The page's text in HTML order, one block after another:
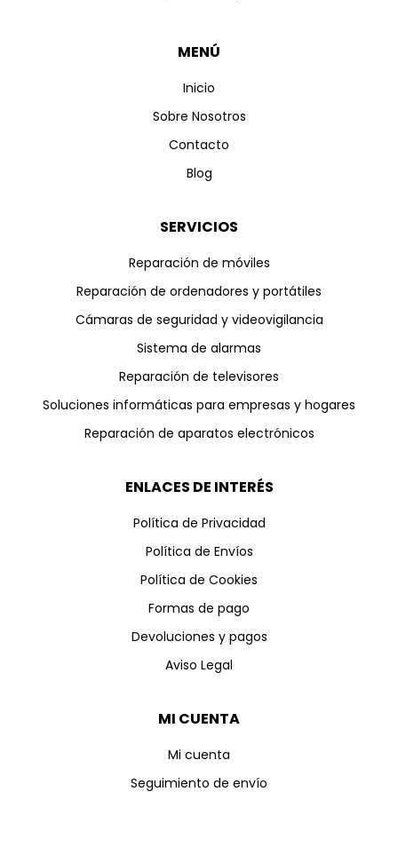
MENÚ
Inicio
Sobre Nosotros
Contacto
Blog
SERVICIOS
Reparación de móviles
Reparación de ordenadores y portátiles
Cámaras de seguridad y videovigilancia
Sistema de alarmas
Reparación de televisores
Soluciones informáticas para empresas y hogares
Reparación de aparatos electrónicos
ENLACES DE INTERÉS
Política de Privacidad
Política de Envíos
Política de Cookies
Formas de pago
Devoluciones y pagos
Aviso Legal
MI CUENTA
Mi cuenta
Seguimiento de envío